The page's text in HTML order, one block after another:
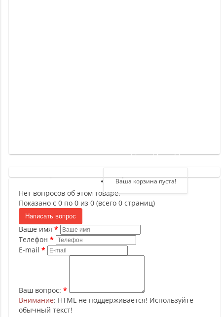
Регистрация
Авторизация
Ваша корзина пуста!
Нет вопросов об этом товаре.
Показано с 0 по 0 из 0 (всего 0 страниц)
Написать вопрос
Ваше имя
Телефон
E-mail
Ваш вопрос:
Внимание: HTML не поддерживается! Используйте
обычный текст!